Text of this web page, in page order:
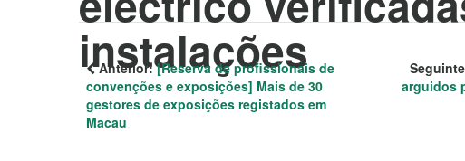
instalações
Anterior:[Reserva de profissionais de
convenções e exposições] Mais de 30
gestores de exposições registados em
Macau
arguidos